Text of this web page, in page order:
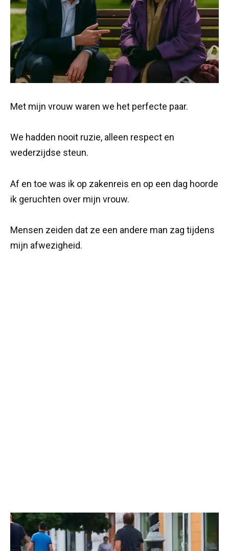
Met mijn vrouw waren we het perfecte paar.
We hadden nooit ruzie, alleen respect en
wederzijdse steun.
Af en toe was ik op zakenreis en op een dag hoorde
ik geruchten over mijn vrouw.
Mensen zeiden dat ze een andere man zag tijdens
mijn afwezigheid.